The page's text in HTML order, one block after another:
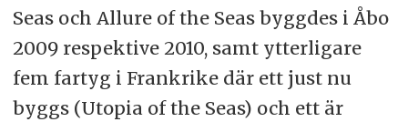
Seas och Allure of the Seas byggdes i Åbo
2009 respektive 2010, samt ytterligare
fem fartyg i Frankrike där ett just nu
byggs (Utopia of the Seas) och ett är